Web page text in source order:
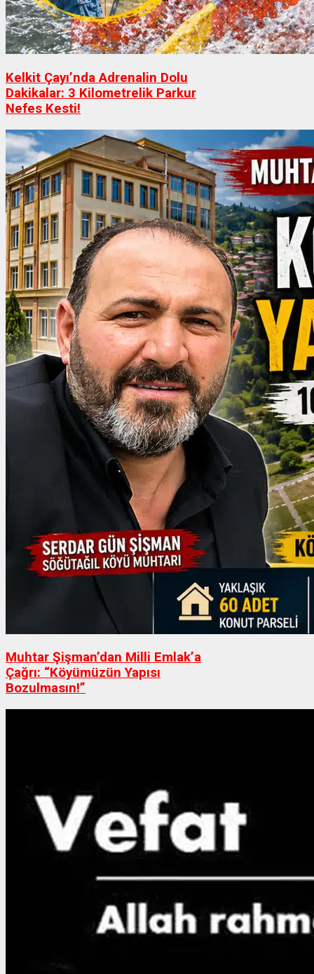
Kelkit Çayı’nda Adrenalin Dolu
Dakikalar: 3 Kilometrelik Parkur
Nefes Kesti!
Muhtar Şişman’dan Milli Emlak’a
Çağrı: “Köyümüzün Yapısı
Bozulmasın!”